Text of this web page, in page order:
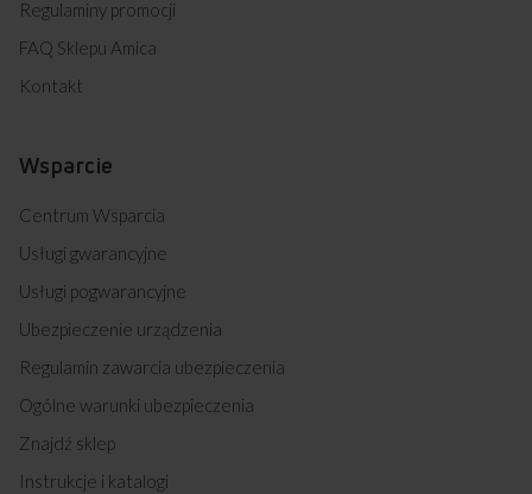
Regulaminy promocji
FAQ Sklepu Amica
Kontakt
Wsparcie
Centrum Wsparcia
Usługi gwarancyjne
Usługi pogwarancyjne
Ubezpieczenie urządzenia
Regulamin zawarcia ubezpieczenia
Ogólne warunki ubezpieczenia
Znajdź sklep
Instrukcje i katalogi